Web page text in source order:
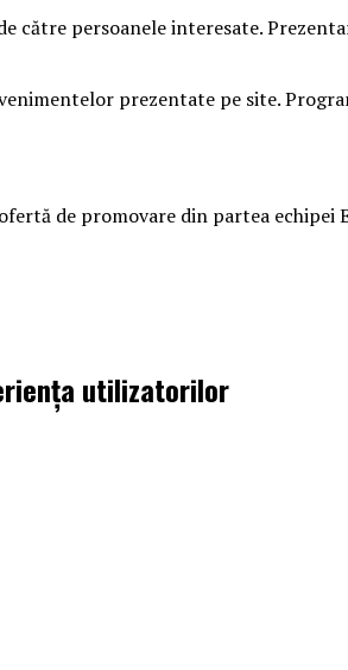
către persoanele interesate.
prezentate pe site.
de promovare din partea echipei
utilizatorilor